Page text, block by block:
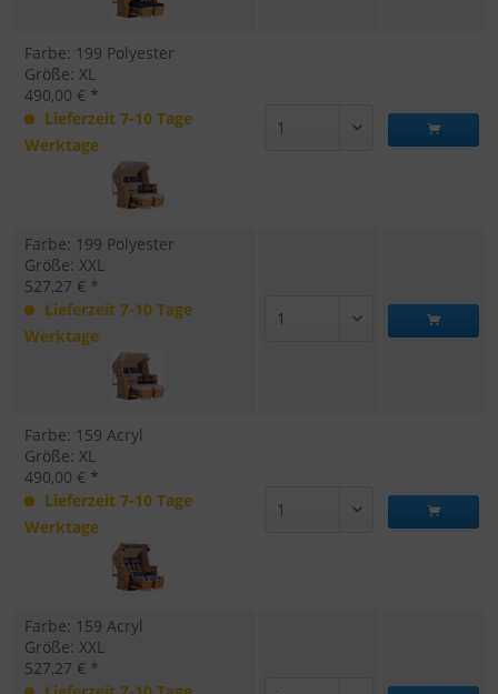
Farbe: 199 Polyester
Größe: XL
490,00 € *
Lieferzeit 7-10 Tage
Werktage
Farbe: 199 Polyester
Größe: XXL
527,27 € *
Lieferzeit 7-10 Tage
Werktage
Farbe: 159 Acryl
Größe: XL
490,00 € *
Lieferzeit 7-10 Tage
Werktage
Farbe: 159 Acryl
Größe: XXL
527,27 € *